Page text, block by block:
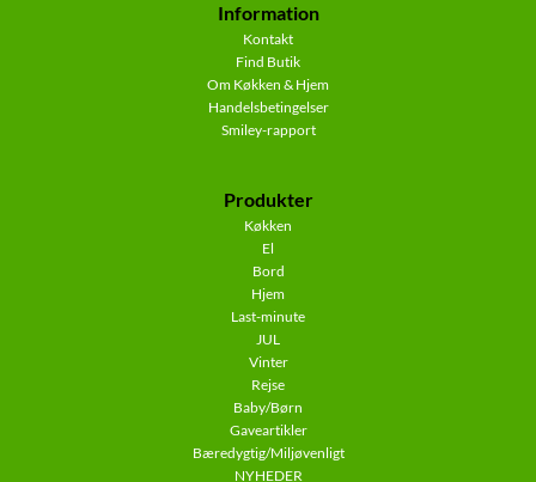
Information
Kontakt
Find Butik
Om Køkken & Hjem
Handelsbetingelser
Smiley-rapport
Produkter
Køkken
El
Bord
Hjem
Last-minute
JUL
Vinter
Rejse
Baby/Børn
Gaveartikler
Bæredygtig/Miljøvenligt
NYHEDER